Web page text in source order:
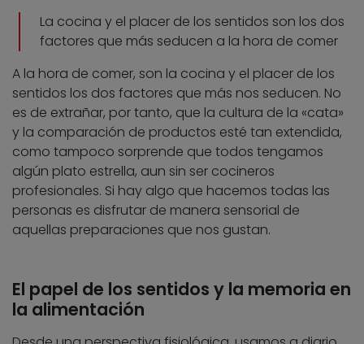
La cocina y el placer de los sentidos son los dos
factores que más seducen a la hora de comer
A la hora de comer, son la cocina y el placer de los
sentidos los dos factores que más nos seducen. No
es de extrañar, por tanto, que la cultura de la «cata»
y la comparación de productos esté tan extendida,
como tampoco sorprende que todos tengamos
algún plato estrella, aun sin ser cocineros
profesionales. Si hay algo que hacemos todas las
personas es disfrutar de manera sensorial de
aquellas preparaciones que nos gustan.
El papel de los sentidos y la memoria en
la alimentación